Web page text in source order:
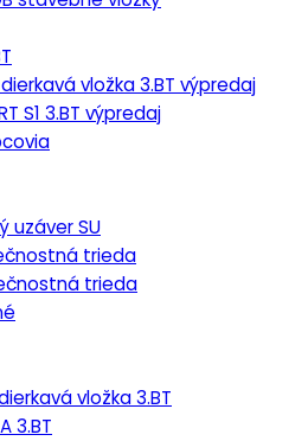
dierkavá vložka 3.BT výpredaj
S1 3.BT výpredaj
uzáver SU
trieda
trieda
vložka 3.BT
3.BT